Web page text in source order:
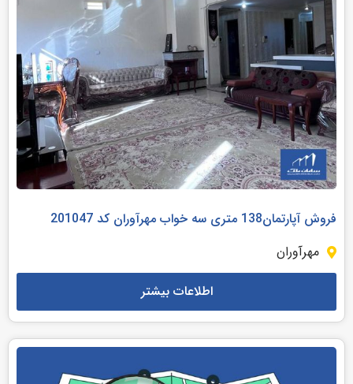
فروش آپارتمان138 متری سه خواب مهرآوران کد 201047
مهرآوران
اطلاعات بیشتر